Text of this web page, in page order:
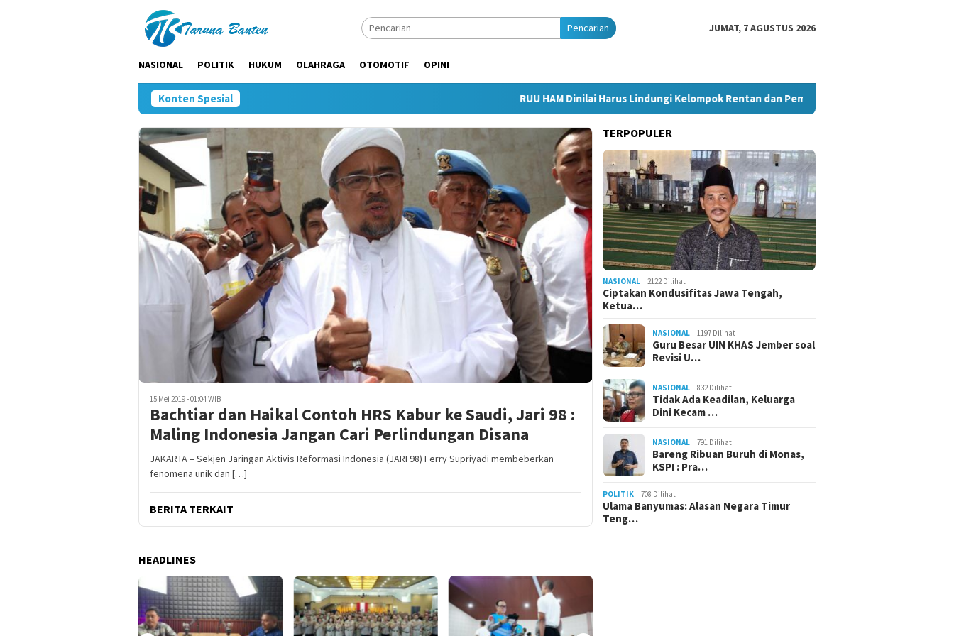
Pencarian JUMAT, 7 AGUSTUS 2026
NASIONAL POLITIK HUKUM OLAHRAGA OTOMOTIF OPINI
Konten Spesial RUU HAM Dinilai Harus Lindungi Kelompok Rentan dan Pembela HAM
15 Mei 2019 - 01:04 WIB
Bachtiar dan Haikal Contoh HRS Kabur ke Saudi, Jari 98 :
Maling Indonesia Jangan Cari Perlindungan Disana
JAKARTA – Sekjen Jaringan Aktivis Reformasi Indonesia (JARI 98) Ferry Supriyadi membeberkan
fenomena unik dan […]
BERITA TERKAIT
HEADLINES
TERPOPULER
NASIONAL 2122 Dilihat
Ciptakan Kondusifitas Jawa Tengah,
Ketua…
NASIONAL 1197 Dilihat
Guru Besar UIN KHAS Jember soal
Revisi U…
NASIONAL 832 Dilihat
Tidak Ada Keadilan, Keluarga
Dini Kecam …
NASIONAL 791 Dilihat
Bareng Ribuan Buruh di Monas,
KSPI : Pra…
POLITIK 708 Dilihat
Ulama Banyumas: Alasan Negara Timur
Teng…